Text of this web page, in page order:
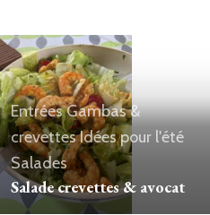
EntréesGambas &
crevettesIdées pour l'été
Salades
Salade crevettes & avocat